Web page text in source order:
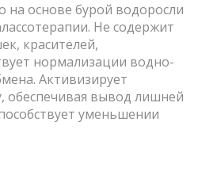
на основе бурой водоросли
Не содержит
красителей,
нормализации водно-
Активизирует
обеспечивая вывод лишней
уменьшении